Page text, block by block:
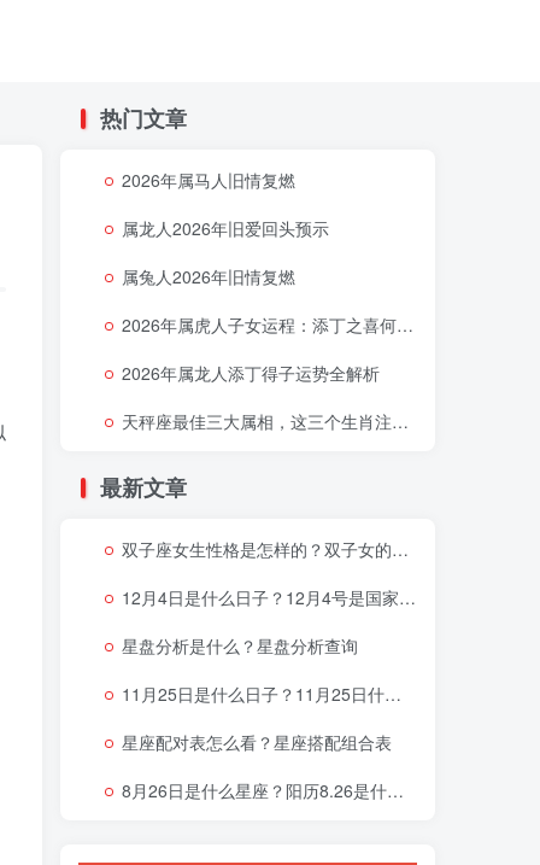
热门文章
2026年属马人旧情复燃
属龙人2026年旧爱回头预示
属兔人2026年旧情复燃
2026年属虎人子女运程：添丁之喜何时降临
2026年属龙人添丁得子运势全解析
天秤座最佳三大属相，这三个生肖注定让天秤座好运连连
最新文章
双子座女生性格是怎样的？双子女的性格与脾气
12月4日是什么日子？12月4号是国家宪法日吗？
星盘分析是什么？星盘分析查询
11月25日是什么日子？11月25日什么星座
星座配对表怎么看？星座搭配组合表
8月26日是什么星座？阳历8.26是什么星座